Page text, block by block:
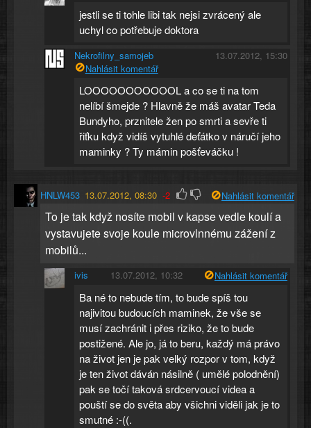
jestli se ti tohle libi tak nejsi zvrácený ale
uchyl co potřebuje doktora
Nekrofilny_samojeb
13.07.2012, 15:30
Nahlásit komentář
LOOOOOOOOOOOL a co se ti na tom
nelíbí šmejde ? Hlavně že máš avatar Teda
Bundyho, prznitele žen po smrti a sevře ti
řiťku když vidíš vytuhlé deťátko v náručí jeho
maminky ? Ty mámin pošťeváčku !
HNLW453 13.07.2012, 08:30 -2 Nahlásit komentář
To je tak když nosíte mobil v kapse vedle koulí a
vystavujete svoje koule microvlnnému zážení z
mobilů...
ivis 13.07.2012, 10:32 Nahlásit komentář
Ba né to nebude tím, to bude spíš tou
najivitou budoucích maminek, že vše se
musí zachránit i přes riziko, že to bude
postižené. Ale jo, já to beru, každý má právo
na život jen je pak velký rozpor v tom, když
je ten život dáván násilně ( umělé polodnění)
pak se točí taková srdcervoucí videa a
pouští se do světa aby všichni viděli jak je to
smutné :-((.